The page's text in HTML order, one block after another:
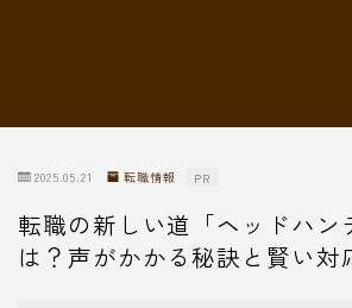
2025.05.21 転職情報 PR
転職の新しい道「ヘッドハン
は？声がかかる秘訣と賢い対